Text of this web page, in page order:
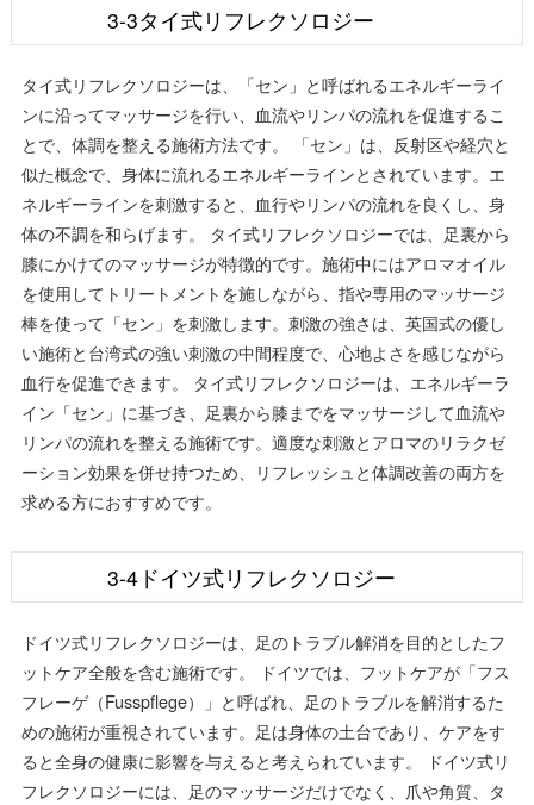
3-3タイ式リフレクソロジー
タイ式リフレクソロジーは、「セン」と呼ばれるエネルギーライ
ンに沿ってマッサージを行い、血流やリンパの流れを促進するこ
とで、体調を整える施術方法です。 「セン」は、反射区や経穴と
似た概念で、身体に流れるエネルギーラインとされています。エ
ネルギーラインを刺激すると、血行やリンパの流れを良くし、身
体の不調を和らげます。 タイ式リフレクソロジーでは、足裏から
膝にかけてのマッサージが特徴的です。施術中にはアロマオイル
を使用してトリートメントを施しながら、指や専用のマッサージ
棒を使って「セン」を刺激します。刺激の強さは、英国式の優し
い施術と台湾式の強い刺激の中間程度で、心地よさを感じながら
血行を促進できます。 タイ式リフレクソロジーは、エネルギーラ
イン「セン」に基づき、足裏から膝までをマッサージして血流や
リンパの流れを整える施術です。適度な刺激とアロマのリラクゼ
ーション効果を併せ持つため、リフレッシュと体調改善の両方を
求める方におすすめです。
3-4ドイツ式リフレクソロジー
ドイツ式リフレクソロジーは、足のトラブル解消を目的としたフ
ットケア全般を含む施術です。 ドイツでは、フットケアが「フス
フレーゲ（Fusspflege）」と呼ばれ、足のトラブルを解消するた
めの施術が重視されています。足は身体の土台であり、ケアをす
ると全身の健康に影響を与えると考えられています。 ドイツ式リ
フレクソロジーには、足のマッサージだけでなく、爪や角質、タ